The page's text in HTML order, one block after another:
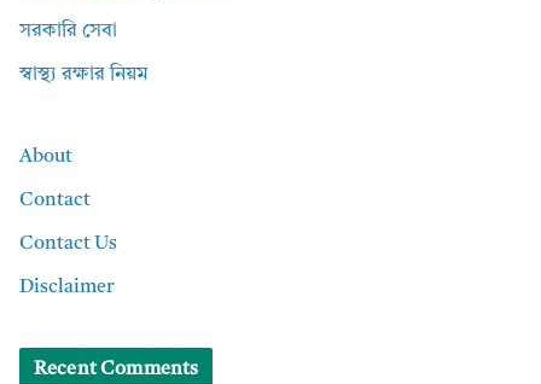
সরকারি সেবা
স্বাস্থ্য রক্ষার নিয়ম
About
Contact
Contact Us
Disclaimer
Recent Comments